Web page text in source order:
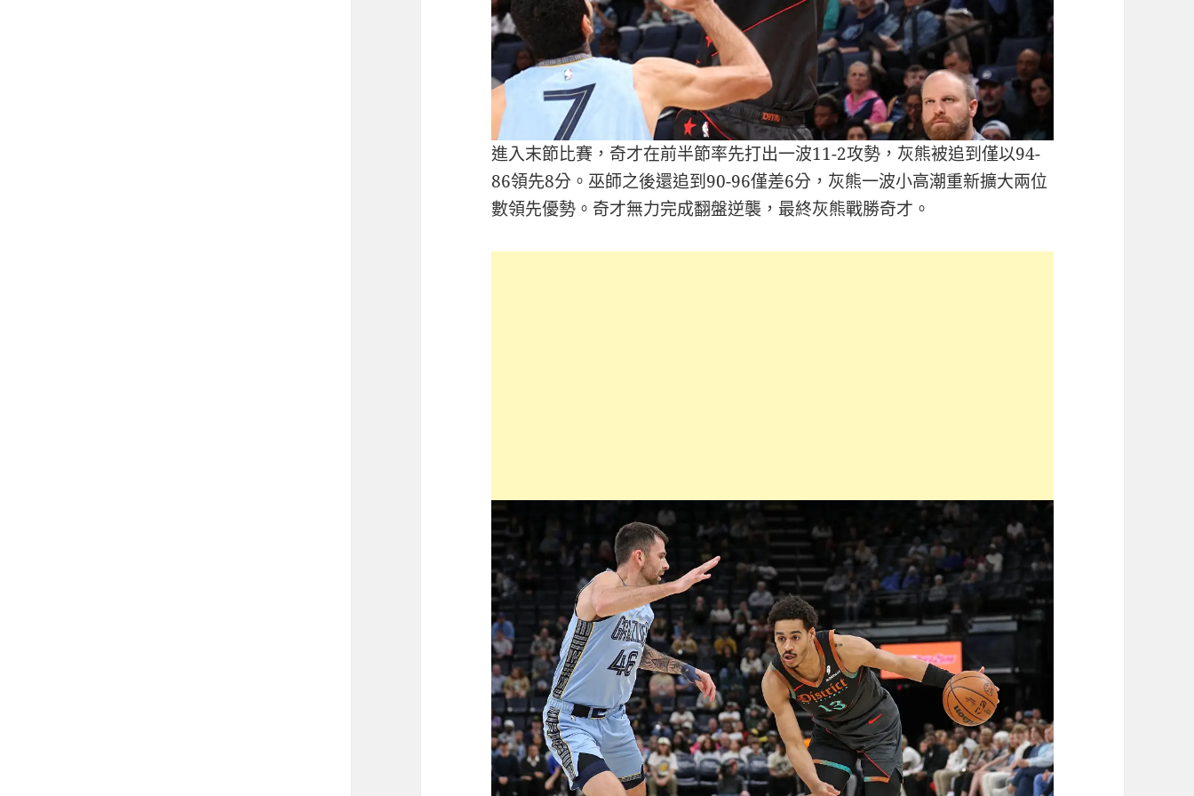
進入末節比賽，奇才在前半節率先打出一波11-2攻勢，灰熊被追到僅以94-
86領先8分。巫師之後還追到90-96僅差6分，灰熊一波小高潮重新擴大兩位
數領先優勢。奇才無力完成翻盤逆襲，最終灰熊戰勝奇才。